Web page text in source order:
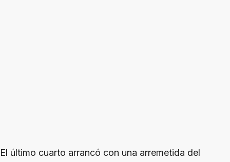
El último cuarto arrancó con una arremetida del